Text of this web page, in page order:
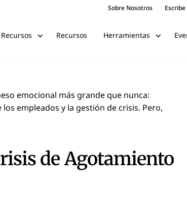
Sobre Nosotros
Recursos Recursos Herramientas
de Agotamiento
emocional más grande que nunca:
empleados y la gestión de crisis. Pero,